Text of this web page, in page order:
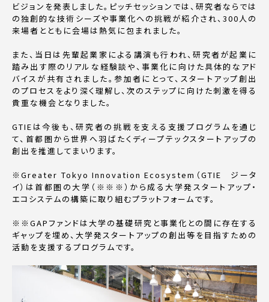
ビジョンを発表しました。ピッチセッションでは、研究者ならでは
の独創的な技術シーズや事業化への挑戦が紹介され、300人の
来場者とともに会場は熱気に包まれました。
また、当日は先輩起業家による講演も行われ、研究者が起業に
踏み出す際のリアルな経験談や、事業化に向けた具体的なアド
バイスが共有されました。参加者にとって、スタートアップ創出
のプロセスをより深く理解し、次のステップに向けた刺激を得る
貴重な機会となりました。
GTIEは今後も、研究者の挑戦を支える支援プログラムを通じ
て、首都圏から世界へ羽ばたくディープテックスタートアップの
創出を推進してまいります。
※Greater Tokyo Innovation Ecosystem（GTIE ジータ
イ）は首都圏の大学（※※※）から成る大学発スタートアップ・
エコシステムの構築に取り組むプラットフォームです。
※※GAPファンドは大学の基礎研究と事業化との間に存在する
ギャップを埋め、大学発スタートアップの創出等を目指すための
活動を支援するプログラムです。